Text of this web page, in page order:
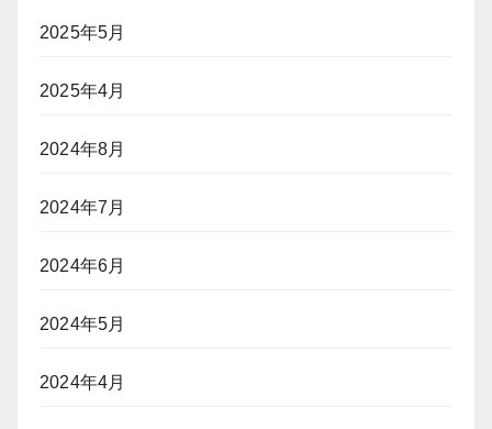
2025年5月
2025年4月
2024年8月
2024年7月
2024年6月
2024年5月
2024年4月